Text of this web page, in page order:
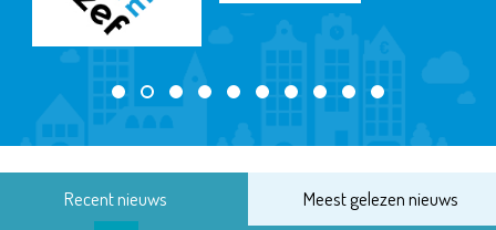
Recent nieuws Meest gelezen nieuws